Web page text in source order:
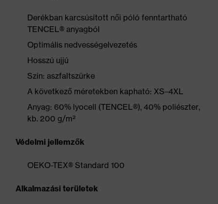
Derékban karcsúsított női póló fenntartható
TENCEL® anyagból
Optimális nedvességelvezetés
Hosszú ujjú
Szín: aszfaltszürke
A következő méretekben kapható: XS–4XL
Anyag: 60% lyocell (TENCEL®), 40% poliészter,
kb. 200 g/m²
Védelmi jellemzők
OEKO-TEX® Standard 100
Alkalmazási területek